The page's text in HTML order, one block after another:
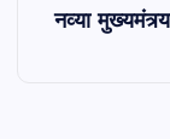
नव्या